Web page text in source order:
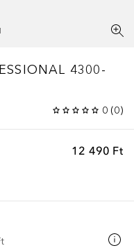
4300-
0 (0)
12 490 Ft